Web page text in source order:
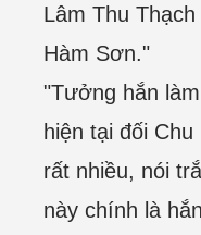
Lâm Thu
Hàm Sơn."
"Tưởng hắn
hiện tại đối
rất nhiều, nói
này chính là